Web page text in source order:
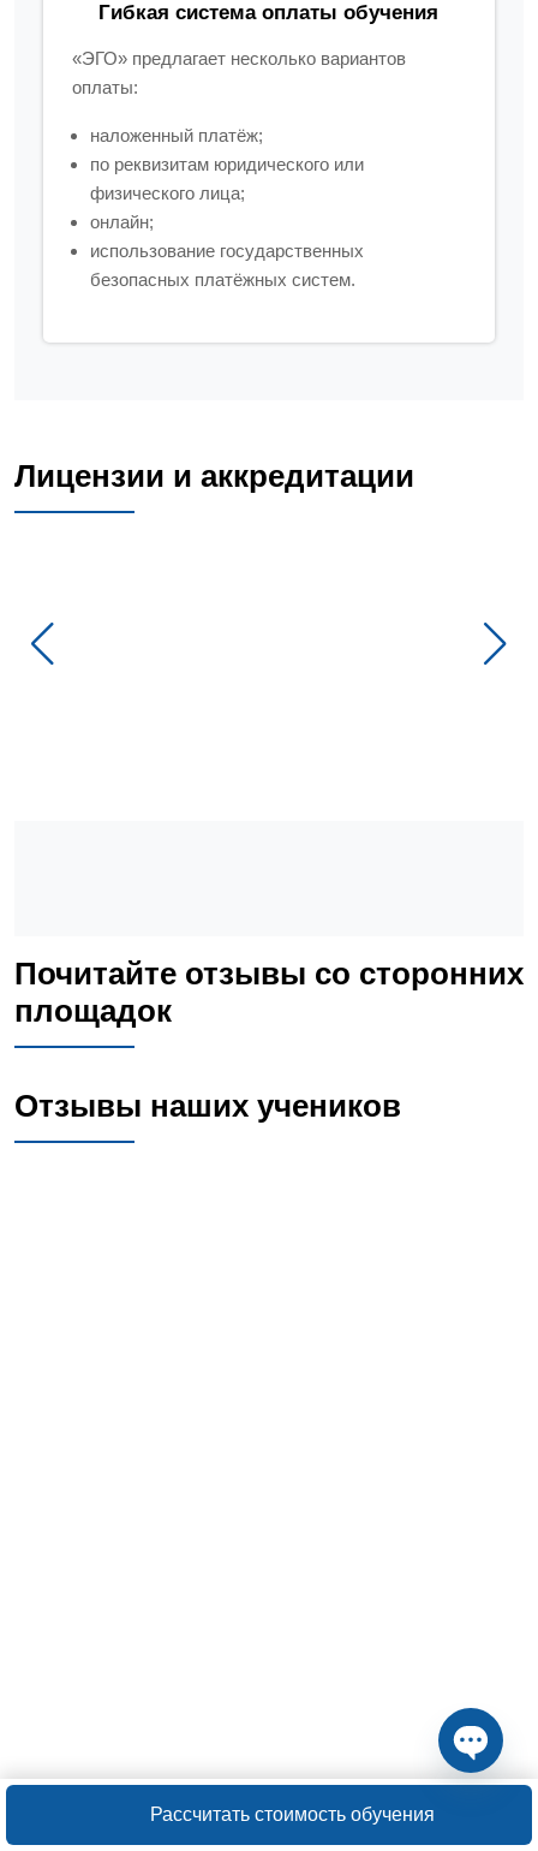
Гибкая система оплаты обучения
«ЭГО» предлагает несколько вариантов
оплаты:
наложенный платёж;
по реквизитам юридического или
физического лица;
онлайн;
использование государственных
безопасных платёжных систем.
Лицензии и аккредитации
Почитайте отзывы со сторонних
площадок
Отзывы наших учеников
Арсений Игоревич
Open
Рассчитать стоимость обучения